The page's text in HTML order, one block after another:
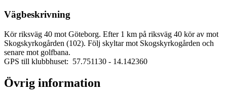
Vägbeskrivning
Kör riksväg 40 mot Göteborg. Efter 1 km på riksväg 40 kör av mot
Skogskyrkogården (102). Följ skyltar mot Skogskyrkogården och
senare mot golfbana.
GPS till klubbhuset: 57.751130 - 14.142360
Övrig information